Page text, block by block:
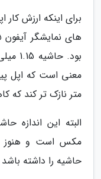
برای اینکه ارزش کار
متر نازک تر کند
حاشیه را داشته